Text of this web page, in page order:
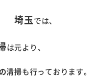
埼玉では、
は元より、
清掃も行っております。